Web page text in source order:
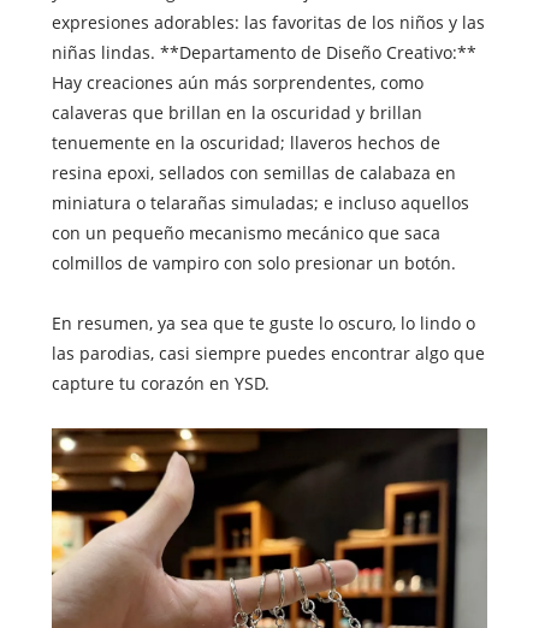
expresiones adorables: las favoritas de los niños y las
niñas lindas. **Departamento de Diseño Creativo:**
Hay creaciones aún más sorprendentes, como
calaveras que brillan en la oscuridad y brillan
tenuemente en la oscuridad; llaveros hechos de
resina epoxi, sellados con semillas de calabaza en
miniatura o telarañas simuladas; e incluso aquellos
con un pequeño mecanismo mecánico que saca
colmillos de vampiro con solo presionar un botón.
En resumen, ya sea que te guste lo oscuro, lo lindo o
las parodias, casi siempre puedes encontrar algo que
capture tu corazón en YSD.